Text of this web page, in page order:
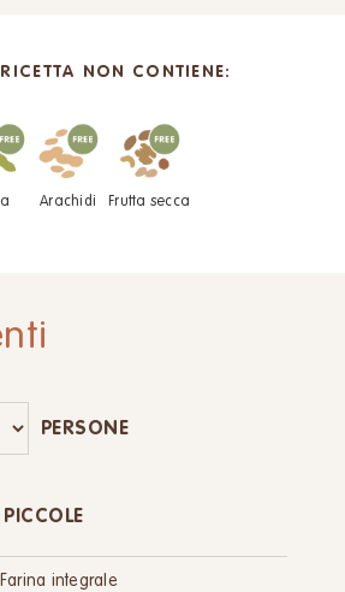
NON CONTIENE:
Arachidi Frutta secca
PERSONE
Farina integrale